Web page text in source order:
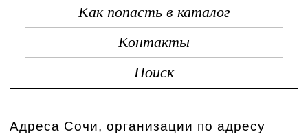
Как попасть в каталог
Контакты
Поиск
Адреса Сочи, организации по адресу